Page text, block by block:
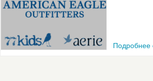
Подробнее